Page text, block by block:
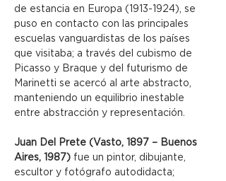
de estancia en Europa (1913-1924), se
puso en contacto con las principales
escuelas vanguardistas de los países
que visitaba; a través del cubismo de
Picasso y Braque y del futurismo de
Marinetti se acercó al arte abstracto,
manteniendo un equilibrio inestable
entre abstracción y representación.
Juan Del Prete (Vasto, 1897 – Buenos
Aires, 1987) fue un pintor, dibujante,
escultor y fotógrafo autodidacta;